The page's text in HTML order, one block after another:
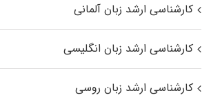
کارشناسی ارشد زبان آلمانی
کارشناسی ارشد زبان انگلیسی
کارشناسی ارشد زبان روسی